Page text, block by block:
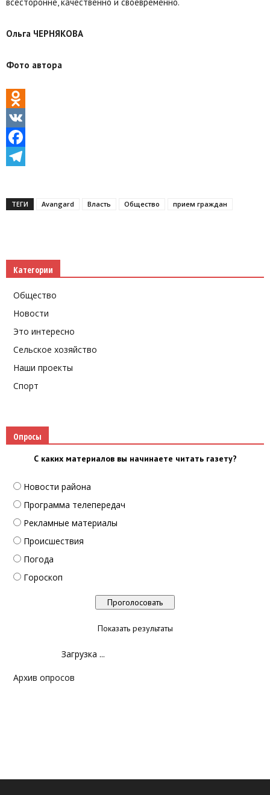
Ольга ЧЕРНЯКОВА
Фото автора
Odnoklassniki
VK
Facebook
ТЕГИ Avаngard Власть Общество прием граждан
Категории
Общество
Новости
Это интересно
Сельское хозяйство
Наши проекты
Спорт
Опросы
С каких материалов вы начинаете читать газету?
Новости района
Программа телепередач
Рекламные материалы
Происшествия
Погода
Гороскоп
Показать результаты
Загрузка ...
Архив опросов